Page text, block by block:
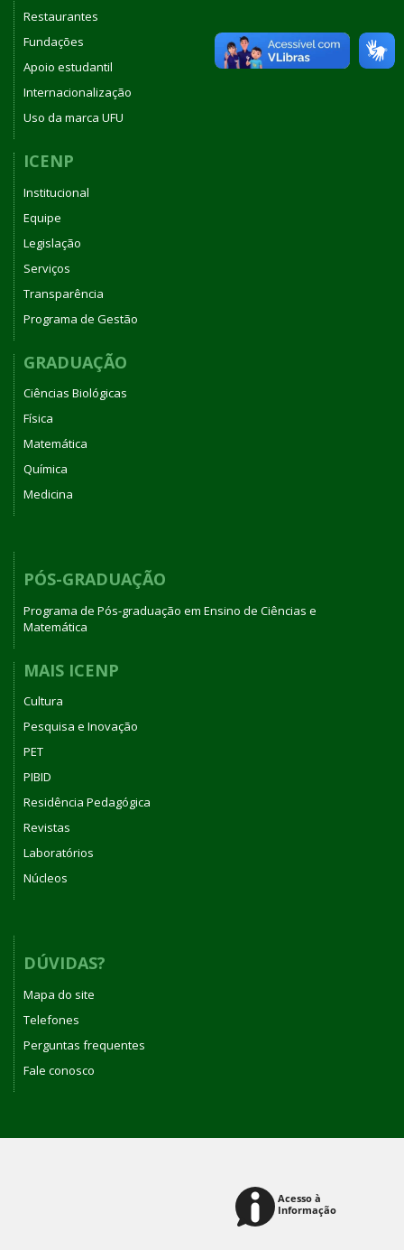
Restaurantes
Fundações
Apoio estudantil
Internacionalização
Uso da marca UFU
ICENP
Institucional
Equipe
Legislação
Serviços
Transparência
Programa de Gestão
GRADUAÇÃO
Ciências Biológicas
Física
Matemática
Química
Medicina
PÓS-GRADUAÇÃO
Programa de Pós-graduação em Ensino de Ciências e
Matemática
MAIS ICENP
Cultura
Pesquisa e Inovação
PET
PIBID
Residência Pedagógica
Revistas
Laboratórios
Núcleos
DÚVIDAS?
Mapa do site
Telefones
Perguntas frequentes
Fale conosco